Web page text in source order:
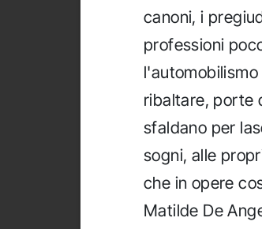
canoni, i
professioni
ribaltare, porte
sfaldano per
sogni, alle
che in opere
Matilde De